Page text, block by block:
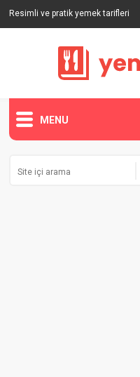
Resimli ve pratik yemek tarifleri
MENU